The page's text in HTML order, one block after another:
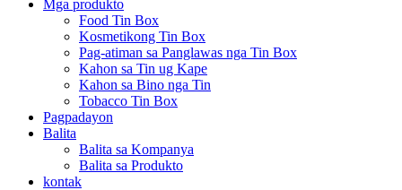
Mga produkto
Food Tin Box
Kosmetikong Tin Box
Pag-atiman sa Panglawas nga Tin Box
Kahon sa Tin ug Kape
Kahon sa Bino nga Tin
Tobacco Tin Box
Pagpadayon
Balita
Balita sa Kompanya
Balita sa Produkto
kontak